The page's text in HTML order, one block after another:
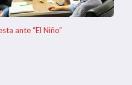
ante “El Niño”